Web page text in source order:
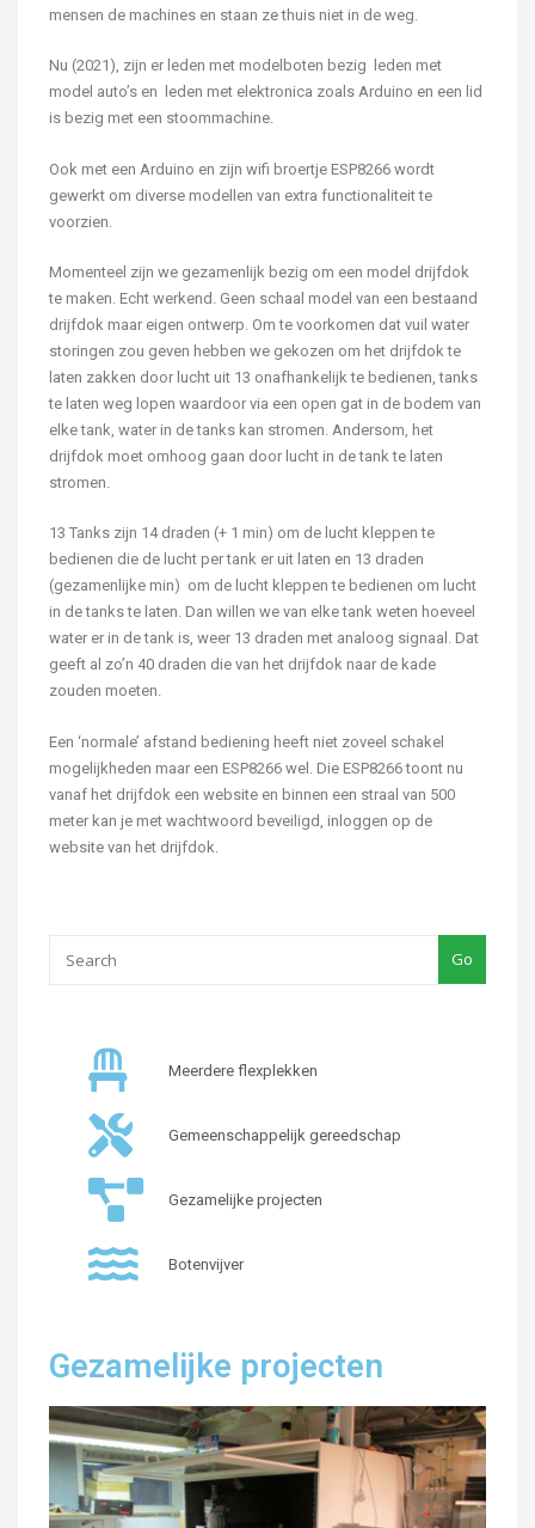
mensen de machines en staan ze thuis niet in de weg.
Nu (2021), zijn er leden met modelboten bezig leden met
model auto’s en leden met elektronica zoals Arduino en een lid
is bezig met een stoommachine.
Ook met een Arduino en zijn wifi broertje ESP8266 wordt
gewerkt om diverse modellen van extra functionaliteit te
voorzien.
Momenteel zijn we gezamenlijk bezig om een model drijfdok
te maken. Echt werkend. Geen schaal model van een bestaand
drijfdok maar eigen ontwerp. Om te voorkomen dat vuil water
storingen zou geven hebben we gekozen om het drijfdok te
laten zakken door lucht uit 13 onafhankelijk te bedienen, tanks
te laten weg lopen waardoor via een open gat in de bodem van
elke tank, water in de tanks kan stromen. Andersom, het
drijfdok moet omhoog gaan door lucht in de tank te laten
stromen.
13 Tanks zijn 14 draden (+ 1 min) om de lucht kleppen te
bedienen die de lucht per tank er uit laten en 13 draden
(gezamenlijke min) om de lucht kleppen te bedienen om lucht
in de tanks te laten. Dan willen we van elke tank weten hoeveel
water er in de tank is, weer 13 draden met analoog signaal. Dat
geeft al zo’n 40 draden die van het drijfdok naar de kade
zouden moeten.
Een ‘normale’ afstand bediening heeft niet zoveel schakel
mogelijkheden maar een ESP8266 wel. Die ESP8266 toont nu
vanaf het drijfdok een website en binnen een straal van 500
meter kan je met wachtwoord beveiligd, inloggen op de
website van het drijfdok.
Go
Meerdere flexplekken
Gemeenschappelijk gereedschap
Gezamelijke projecten
Botenvijver
Gezamelijke projecten